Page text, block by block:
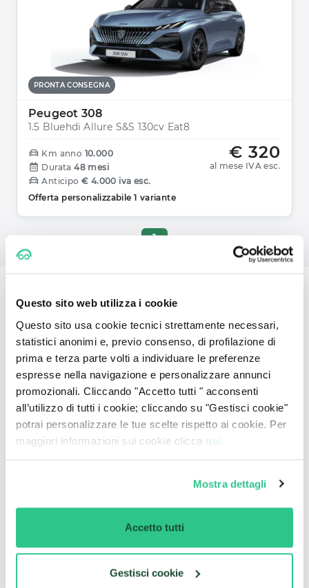
Questo sito web utilizza i cookie
Questo sito usa cookie tecnici strettamente necessari,
statistici anonimi e, previo consenso, di profilazione di
prima e terza parte volti a individuare le preferenze
espresse nella navigazione e personalizzare annunci
promozionali. Cliccando "Accetto tutti " acconsenti
all’utilizzo di tutti i cookie; cliccando su "Gestisci cookie"
potrai personalizzare le tue scelte rispetto ai cookie. Per
maggiori informazioni sui cookie clicca qui.
Mostra dettagli
Accetto tutti
Gestisci cookie
PRONTA CONSEGNA
Peugeot 308
1.5 Bluehdi Allure S&s 130cv Eat8
€ 320
al mese IVA esc.
Km anno 10.000
Durata 48 mesi
Anticipo € 4.000 iva esc.
Offerta personalizzabile 1 variante
1
una Peugeot per la tua
convenienza
Peugeot è un marchio che ha fatto
dell’innovazione il suo cavallo di battaglia, una
casa automobilistica storica, che ha saputo
reinventarsi ogni volta, stando sempre un passo
più avanti.
offriamo, avrai accesso all’unicità che questi
convenienza del nostro servizio.
Offriamo servizi per tutti, a partire dal
Lungo Termine per aziende e partite IVA, che
proposta, permette di accedere a importanti